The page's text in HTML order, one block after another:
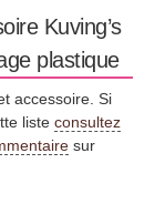
Kuving’s
plastique
accessoire. Si
liste consultez
sur